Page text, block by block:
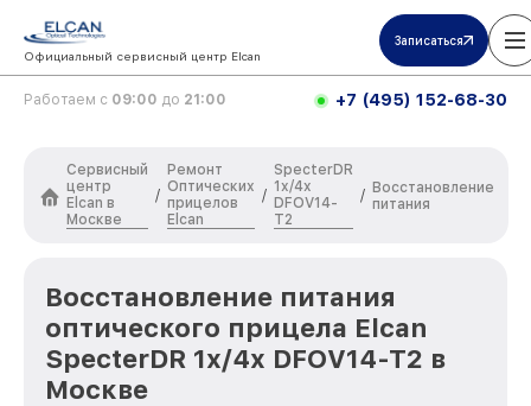
Официальный сервисный центр Elcan
Записаться
Работаем с 09:00 до 21:00 +7 (495) 152-68-30
Сервисный
центр
Elcan в
Москве
/
Ремонт
Оптических
прицелов
Elcan
/
SpecterDR
1x/4x
DFOV14-
T2
/ Восстановление
питания
Восстановление питания
оптического прицела Elcan
SpecterDR 1x/4x DFOV14-T2 в
Москве